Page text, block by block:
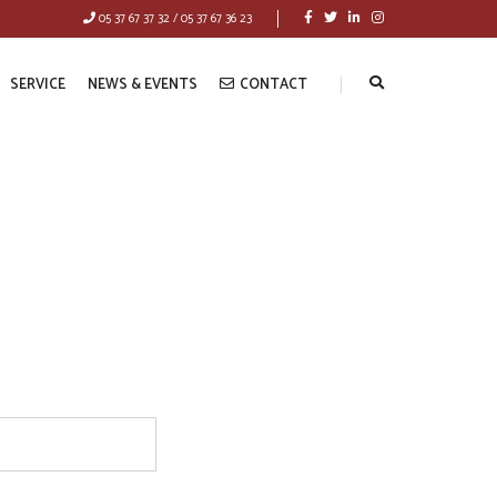
05 37 67 37 32 / 05 37 67 36 23
SERVICE NEWS & EVENTS CONTACT